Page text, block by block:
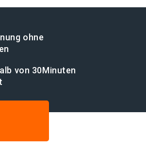
ohne
von 30Minuten